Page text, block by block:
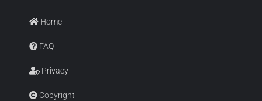
Home
FAQ
Privacy
Copyright